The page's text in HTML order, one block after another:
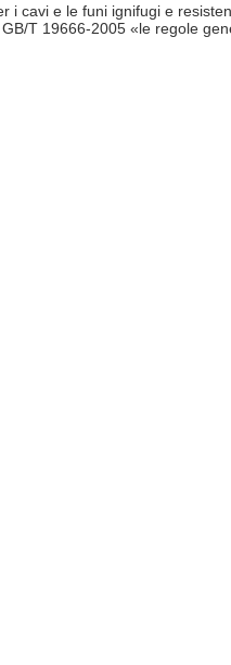
i cavi e le funi ignifugi e
T 19666-2005 «le regole